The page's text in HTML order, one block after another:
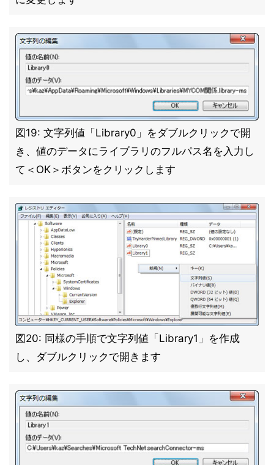
図19: 文字列値「Library0」をダブルクリックで開
き、値のデータにライブラリのフルパス名を入力し
て＜OK＞ボタンをクリックします
図20: 同様の手順で文字列値「Library1」を作成
し、ダブルクリックで開きます